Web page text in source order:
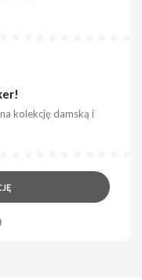
kolekcję damską i